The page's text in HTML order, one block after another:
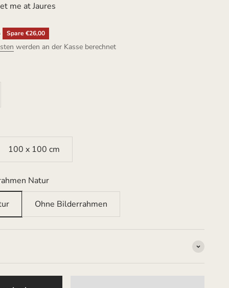
me at Jaures
Preis
Spare €26,00
werden an der Kasse berechnet
100 x 100 cm
Natur
Ohne Bilderrahmen